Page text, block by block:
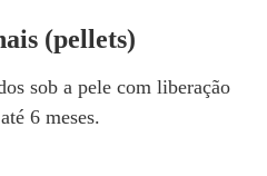
(pellets)
sob a pele com liberação
6 meses.